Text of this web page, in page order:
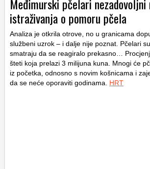
Međimurski pčelari
istraživanja o pomoru pčela
Analiza je otkrila otrove, no u granicama
službeni uzrok – i dalje nije poznat. Pčelari
smatraju da se reagiralo prekasno…
šteti koja prelazi 3 milijuna kuna. Mnogi će
iz početka, odnosno s novim košnicama i
da se neće oporaviti godinama. HRT